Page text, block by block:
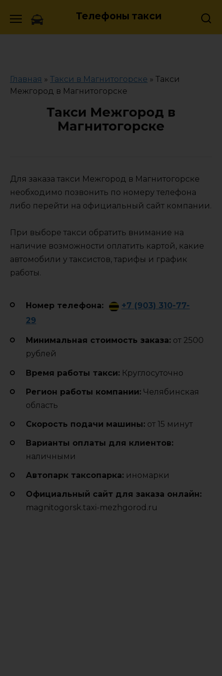
Телефоны такси
Главная » Такси в Магнитогорске » Такси
Межгород в Магнитогорске
Такси Межгород в
Магнитогорске
Для заказа такси Межгород в Магнитогорске
необходимо позвонить по номеру телефона
либо перейти на официальный сайт компании.
При выборе такси обратить внимание на
наличие возможности оплатить картой, какие
автомобили у таксистов, тарифы и график
работы.
Номер телефона:
+7 (903) 310-77-
29
Минимальная стоимость заказа: от 2500
рублей
Время работы такси: Круглосуточно
Регион работы компании: Челябинская
область
Cкорость подачи машины: от 15 минут
Варианты оплаты для клиентов:
наличными
Автопарк таксопарка: иномарки
Официальный сайт для заказа онлайн:
magnitogorsk.taxi-mezhgorod.ru